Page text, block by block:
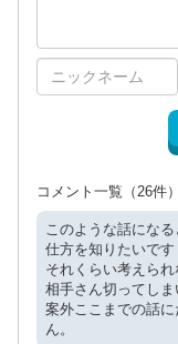
コメント一覧 （26件）
このような話にな
仕方を知りたいです
それくらい考えら
相手さん切ってしま
案外ここまでの話
ん。